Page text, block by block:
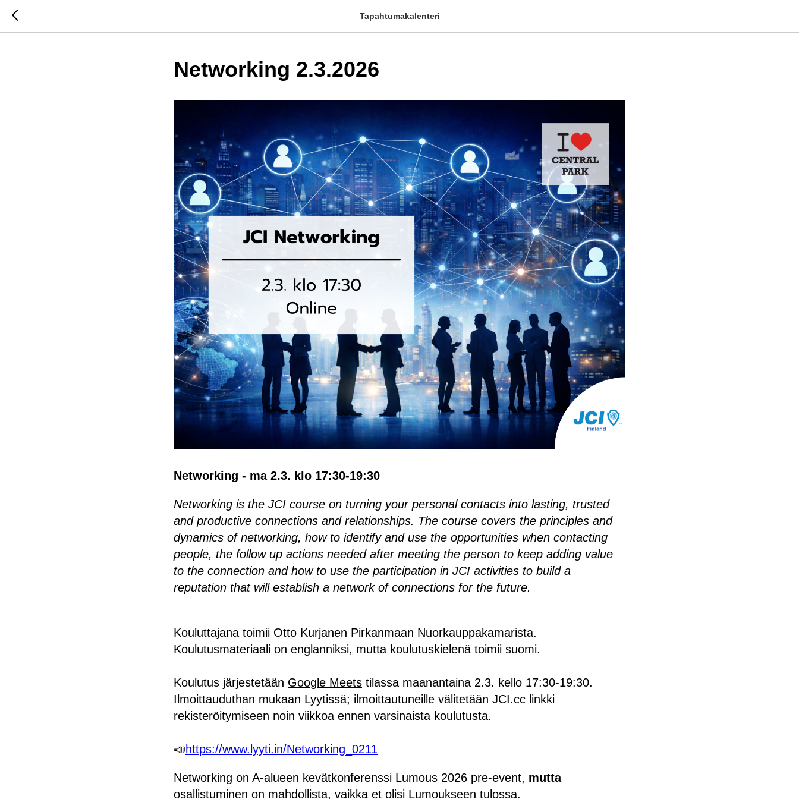
Tapahtumakalenteri
Networking 2.3.2026
Networking - ma 2.3. klo 17:30-19:30
Networking is the JCI course on turning your personal contacts into lasting, trusted
and productive connections and relationships. The course covers the principles and
dynamics of networking, how to identify and use the opportunities when contacting
people, the follow up actions needed after meeting the person to keep adding value
to the connection and how to use the participation in JCI activities to build a
reputation that will establish a network of connections for the future.
Kouluttajana toimii Otto Kurjanen Pirkanmaan Nuorkauppakamarista.
Koulutusmateriaali on englanniksi, mutta koulutuskielenä toimii suomi.
Koulutus järjestetään Google Meets tilassa maanantaina 2.3. kello 17:30-19:30.
Ilmoittauduthan mukaan Lyytissä; ilmoittautuneille välitetään JCI.cc linkki
rekisteröitymiseen noin viikkoa ennen varsinaista koulutusta.
📣https://www.lyyti.in/Networking_0211
Networking on A-alueen kevätkonferenssi Lumous 2026 pre-event, mutta
osallistuminen on mahdollista, vaikka et olisi Lumoukseen tulossa.